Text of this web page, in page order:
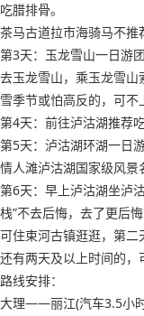
吃腊排骨。
茶马古道拉市海骑马不推
第3天：玉龙雪山一日游
去玉龙雪山，乘玉龙雪
雪季节或怕高反的，可不
第4天：前往泸沽湖推荐
第5天：泸沽湖环湖一日
情人滩泸沽湖国家级风
第6天：早上泸沽湖坐泸
栈”不去后悔，去了更后
可住束河古镇逛逛，第二
还有两天及以上时间的，
路线安排：
大理——丽江(汽车3.5小